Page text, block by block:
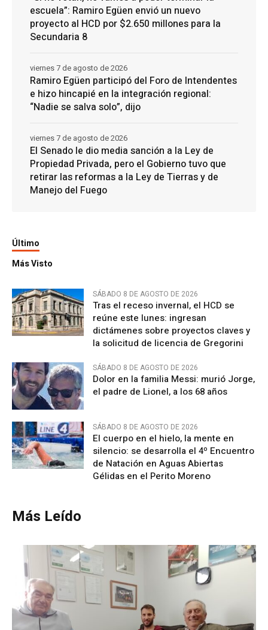
escuela”: Ramiro Egüen envió un nuevo
proyecto al HCD por $2.650 millones para la
Secundaria 8
Ramiro Egüen participó del Foro de Intendentes
e hizo hincapié en la integración regional:
“Nadie se salva solo”, dijo
viernes 7 de agosto de 2026
El Senado le dio media sanción a la Ley de
Propiedad Privada, pero el Gobierno tuvo que
retirar las reformas a la Ley de Tierras y de
Manejo del Fuego
viernes 7 de agosto de 2026
Último
Más Visto
SÁBADO 8 DE AGOSTO DE 2026
Tras el receso invernal, el HCD se
reúne este lunes: ingresan
dictámenes sobre proyectos claves y
la solicitud de licencia de Gregorini
SÁBADO 8 DE AGOSTO DE 2026
Dolor en la familia Messi: murió Jorge,
el padre de Lionel, a los 68 años
SÁBADO 8 DE AGOSTO DE 2026
El cuerpo en el hielo, la mente en
silencio: se desarrolla el 4º Encuentro
de Natación en Aguas Abiertas
Gélidas en el Perito Moreno
Más Leído